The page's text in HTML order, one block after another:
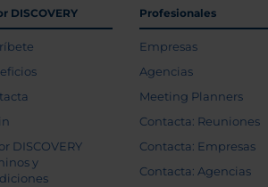
DISCOVERY
DISCOVERY
y
Profesionales
Empresas
Agencias
Meeting Planners
Contacta: Reuniones
Contacta: Empresas
Contacta: Agencias